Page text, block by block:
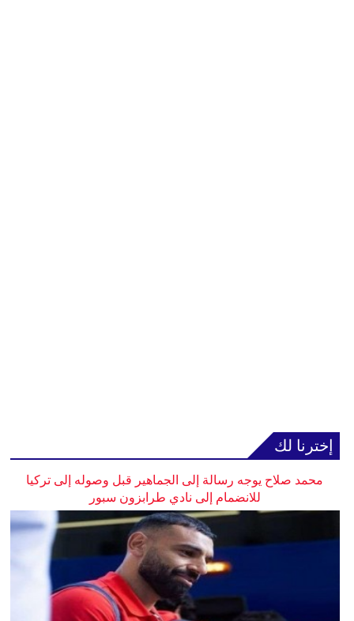
إخترنا لك
محمد صلاح يوجه رسالة إلى الجماهير قبل وصوله إلى تركيا
للانضمام إلى نادي طرابزون سبور